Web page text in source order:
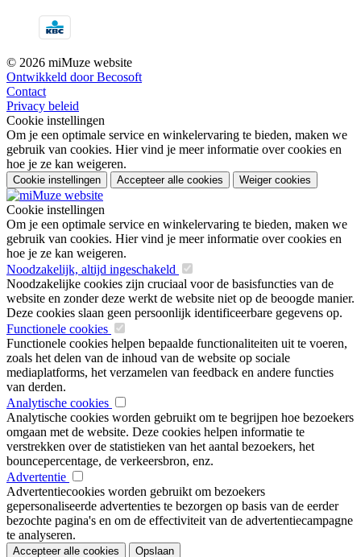
© 2026 miMuze website
Ontwikkeld door Becosoft
Contact
Privacy beleid
Cookie instellingen
Om je een optimale service en winkelervaring te bieden, maken we
gebruik van cookies. Hier vind je meer informatie over cookies en
hoe je ze kan weigeren.
Cookie instellingen Accepteer alle cookies Weiger cookies
Cookie instellingen
Om je een optimale service en winkelervaring te bieden, maken we
gebruik van cookies. Hier vind je meer informatie over cookies en
hoe je ze kan weigeren.
Noodzakelijk, altijd ingeschakeld
Noodzakelijke cookies zijn cruciaal voor de basisfuncties van de
website en zonder deze werkt de website niet op de beoogde manier.
Deze cookies slaan geen persoonlijk identificeerbare gegevens op.
Functionele cookies
Functionele cookies helpen bepaalde functionaliteiten uit te voeren,
zoals het delen van de inhoud van de website op sociale
mediaplatforms, het verzamelen van feedback en andere functies
van derden.
Analytische cookies
Analytische cookies worden gebruikt om te begrijpen hoe bezoekers
omgaan met de website. Deze cookies helpen informatie te
verstrekken over de statistieken van het aantal bezoekers, het
bouncepercentage, de verkeersbron, enz.
Advertentie
Advertentiecookies worden gebruikt om bezoekers
gepersonaliseerde advertenties te bezorgen op basis van de eerder
bezochte pagina's en om de effectiviteit van de advertentiecampagne
te analyseren.
Accepteer alle cookies Opslaan